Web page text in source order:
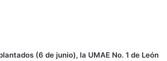
(6 de junio), la UMAE No. 1 de León